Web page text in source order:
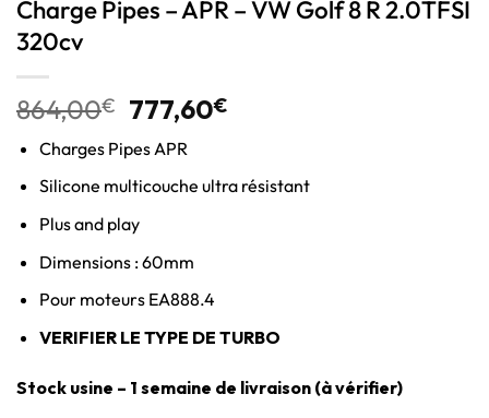
Charge Pipes – APR – VW Golf 8 R 2.0TFSI
320cv
864,00€ 777,60€
Charges Pipes APR
Silicone multicouche ultra résistant
Plus and play
Dimensions : 60mm
Pour moteurs EA888.4
VERIFIER LE TYPE DE TURBO
Stock usine – 1 semaine de livraison (à vérifier)